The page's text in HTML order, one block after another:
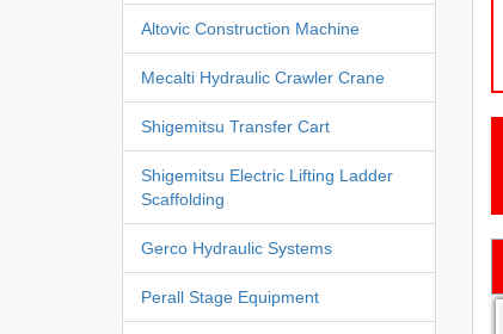
Altovic Construction Machine
Mecalti Hydraulic Crawler Crane
Shigemitsu Transfer Cart
Shigemitsu Electric Lifting Ladder
Scaffolding
Gerco Hydraulic Systems
Perall Stage Equipment